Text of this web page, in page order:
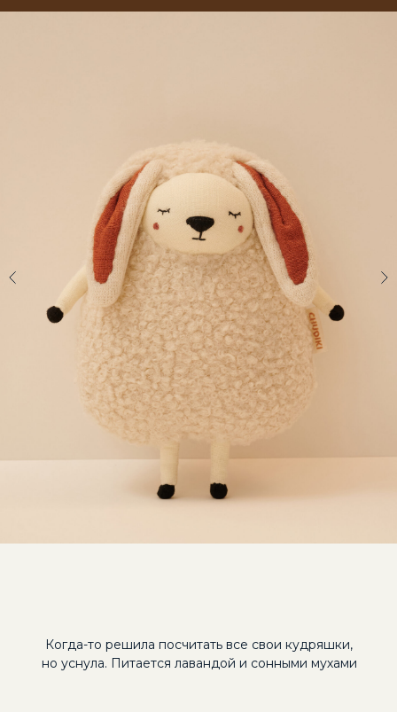
Когда-то решила посчитать все свои кудряшки,
но уснула. Питается лавандой и сонными мухами